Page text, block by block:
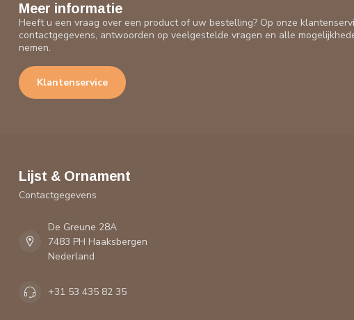
Meer informatie
Heeft u een vraag over een product of uw bestelling? Op onze
contactgegevens, antwoorden op veelgestelde vragen en alle
nemen.
Klantenservice
Lijst & Ornament
Contactgegevens
De Greune 28A
7483 PH Haaksbergen
Nederland
+31 53 435 82 35